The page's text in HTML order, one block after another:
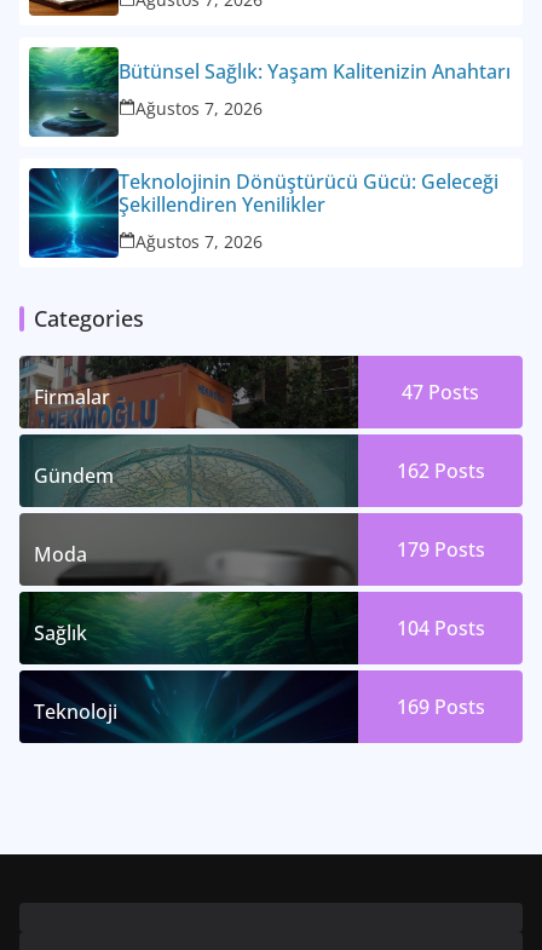
Bütünsel Sağlık: Yaşam Kalitenizin Anahtarı
Ağustos 7, 2026
Teknolojinin Dönüştürücü Gücü: Geleceği
Şekillendiren Yenilikler
Ağustos 7, 2026
Categories
Firmalar 47 Posts
Gündem 162 Posts
Moda 179 Posts
Sağlık 104 Posts
Teknoloji 169 Posts